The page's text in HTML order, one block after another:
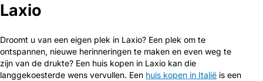
Laxio
Droomt u van een eigen plek in Laxio? Een plek om te
ontspannen, nieuwe herinneringen te maken en even weg te
zijn van de drukte? Een huis kopen in Laxio kan die
langgekoesterde wens vervullen. Een huis kopen in Italië is een